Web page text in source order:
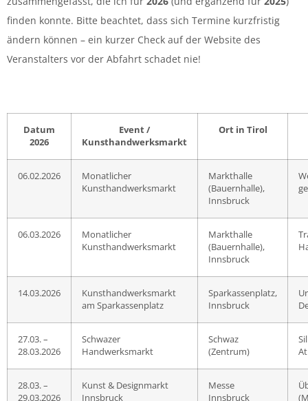
finden konnte. Bitte beachtet, dass sich Termine kurzfristig
ändern können – ein kurzer Check auf der Website des
Veranstalters vor der Abfahrt schadet nie!
Datum
2026
Event /
Kunsthandwerksmarkt
Ort in Tirol
06.02.2026
Monatlicher
Kunsthandwerksmarkt
Markthalle
(Bauernhalle),
Innsbruck
06.03.2026
Monatlicher
Kunsthandwerksmarkt
Markthalle
(Bauernhalle),
Innsbruck
14.03.2026
Kunsthandwerksmarkt
am Sparkassenplatz
Sparkassenplatz,
Innsbruck
27.03. –
28.03.2026
Schwazer
Handwerksmarkt
Schwaz
(Zentrum)
28.03. –
29.03.2026
Kunst & Designmarkt
Innsbruck
Messe
Innsbruck